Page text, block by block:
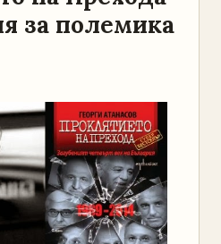
за полемика